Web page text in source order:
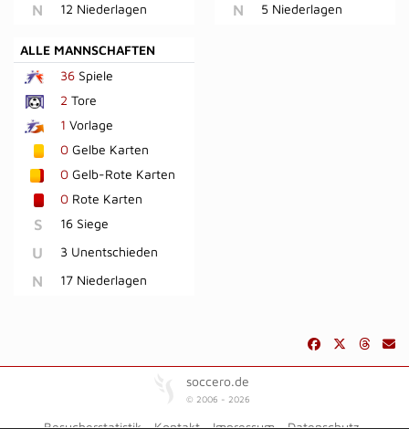
N 12 Niederlagen N 5 Niederlagen
ALLE MANNSCHAFTEN
36 Spiele
2 Tore
1 Vorlage
0 Gelbe Karten
0 Gelb-Rote Karten
0 Rote Karten
S 16 Siege
U 3 Unentschieden
N 17 Niederlagen
soccero.de
© 2006 - 2026